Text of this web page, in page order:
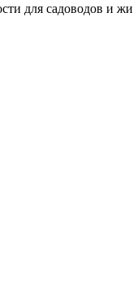
для садоводов и